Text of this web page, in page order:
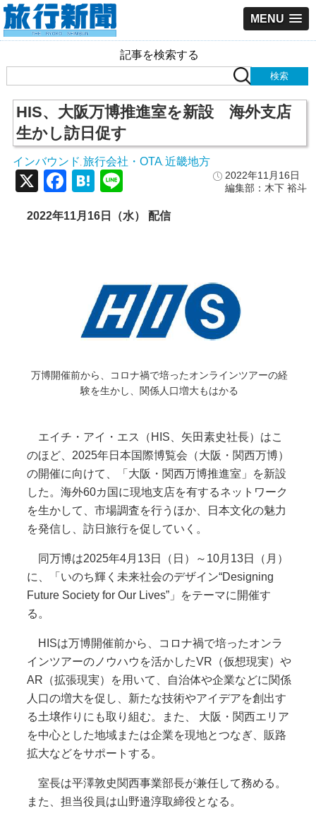
MENU
記事を検索する
HIS、大阪万博推進室を新設 海外支店
生かし訪日促す
インバウンド 旅行会社・OTA, 近畿地方
2022年11月16日
編集部：木下 裕斗
X Facebook
Hatena
2022年11月16日（水） 配信
万博開催前から、コロナ禍で培ったオンラインツアーの経
験を生かし、関係人口増大もはかる
エイチ・アイ・エス（HIS、矢田素史社長）はこ
のほど、2025年日本国際博覧会（大阪・関西万博）
の開催に向けて、「大阪・関西万博推進室」を新設
した。海外60カ国に現地支店を有するネットワーク
を生かして、市場調査を行うほか、日本文化の魅力
を発信し、訪日旅行を促していく。
同万博は2025年4月13日（日）～10月13日（月）
に、「いのち輝く未来社会のデザイン“Designing
Future Society for Our Lives”」をテーマに開催す
る。
HISは万博開催前から、コロナ禍で培ったオンラ
インツアーのノウハウを活かしたVR（仮想現実）や
AR（拡張現実）を用いて、自治体や企業などに関係
人口の増大を促し、新たな技術やアイデアを創出す
る土壌作りにも取り組む。また、 大阪・関西エリア
を中心とした地域または企業を現地とつなぎ、販路
拡大などをサポートする。
室長は平澤敦史関西事業部長が兼任して務める。
また、担当役員は山野邉淳取締役となる。